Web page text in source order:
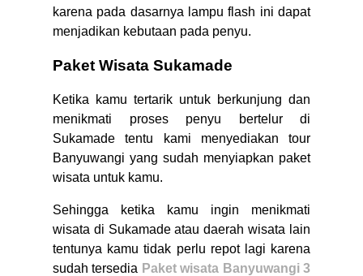
karena pada dasarnya lampu flash ini dapat
menjadikan kebutaan pada penyu.
Paket Wisata Sukamade
Ketika kamu tertarik untuk berkunjung dan
menikmati proses penyu bertelur di
Sukamade tentu kami menyediakan tour
Banyuwangi yang sudah menyiapkan paket
wisata untuk kamu.
Sehingga ketika kamu ingin menikmati
wisata di Sukamade atau daerah wisata lain
tentunya kamu tidak perlu repot lagi karena
sudah tersedia Paket wisata Banyuwangi 3